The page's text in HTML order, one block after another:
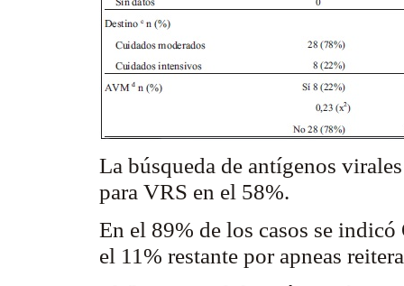
La búsqueda de antígenos
para VRS en el 58%.
En el 89% de los casos se
el 11% restante por apneas